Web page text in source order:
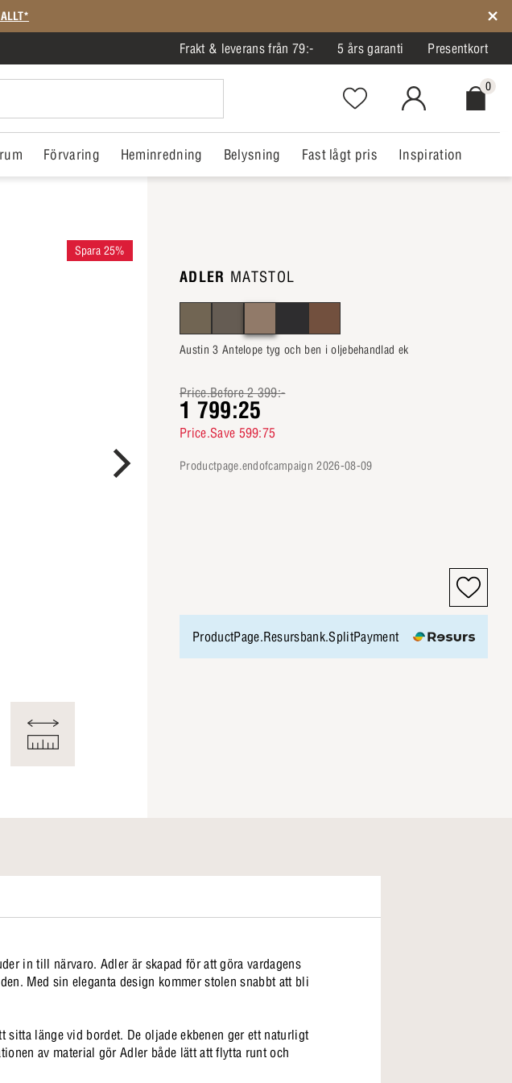
Frakt & leverans från 79:- 5 års garanti Presentkort
Favorites.NavigationButton.Text
MitIlva.Login
0
Förvaring Heminredning Belysning Fast lågt pris Inspiration
Spara 25%
ADLER MATSTOL
Austin 3 Antelope tyg och ben i oljebehandlad ek
Price.Before 2 399:-
1 799:25
Price.Save 599:75
productpage.endofcampaign 2026-08-09
ProductPage.Resursbank.SplitPayment
in till närvaro. Adler är skapad för att göra vardagens
Med sin eleganta design kommer stolen snabbt att bli
länge vid bordet. De oljade ekbenen ger ett naturligt
av material gör Adler både lätt att flytta runt och